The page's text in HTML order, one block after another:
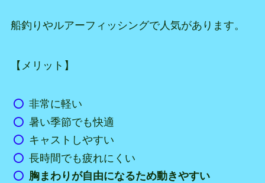
船釣りやルアーフィッシングで人気があります。
【メリット】
非常に軽い
暑い季節でも快適
キャストしやすい
長時間でも疲れにくい
胸まわりが自由になるため動きやすい